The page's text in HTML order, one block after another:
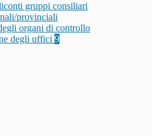
gruppi consiliari
provinciali
organi di controllo
degli uffici 9